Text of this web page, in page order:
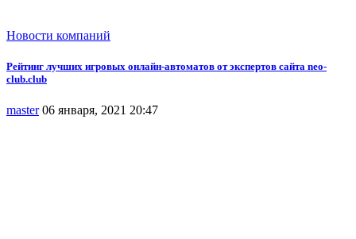
Новости компаний
Рейтинг лучших игровых онлайн-автоматов от экспертов сайта neo-
club.club
master 06 января, 2021 20:47